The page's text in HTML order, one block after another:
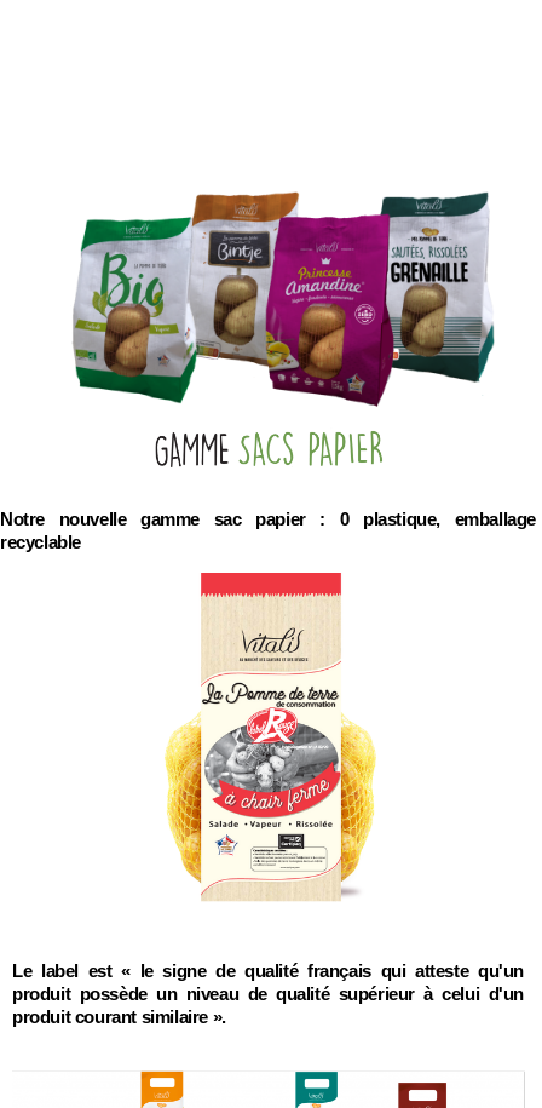
Notre nouvelle gamme sac papier : 0 plastique, emballage
recyclable
Le label est « le signe de qualité français qui atteste qu'un
produit possède un niveau de qualité supérieur à celui d'un
produit courant similaire ».